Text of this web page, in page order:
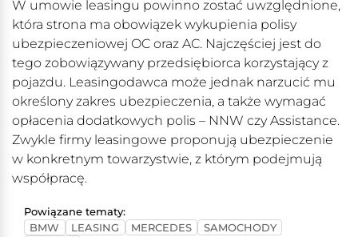
W umowie leasingu powinno zostać uwzględnione,
która strona ma obowiązek wykupienia polisy
ubezpieczeniowej OC oraz AC. Najczęściej jest do
tego zobowiązywany przedsiębiorca korzystający z
pojazdu. Leasingodawca może jednak narzucić mu
określony zakres ubezpieczenia, a także wymagać
opłacenia dodatkowych polis – NNW czy Assistance.
Zwykle firmy leasingowe proponują ubezpieczenie
w konkretnym towarzystwie, z którym podejmują
współpracę.
Powiązane tematy:
BMW
LEASING MERCEDES
SAMOCHODY